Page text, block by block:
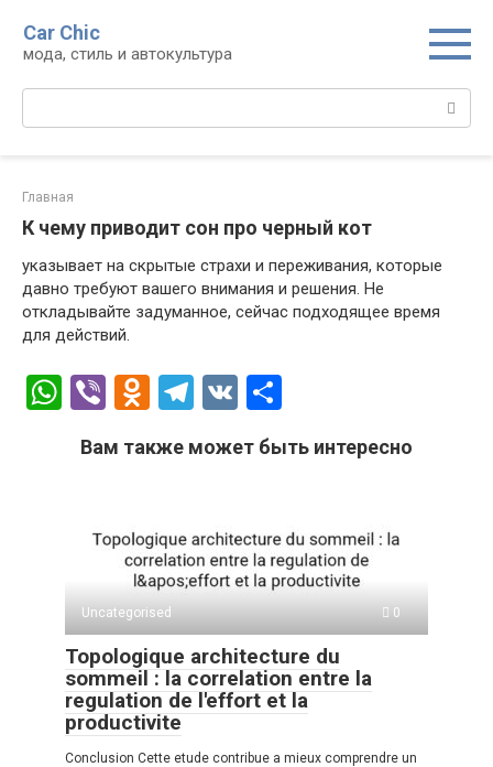
контенту
Car Chic
мода, стиль и автокультура
Поиск:
Главная
К чему приводит сон про черный кот
указывает на скрытые страхи и переживания, которые
давно требуют вашего внимания и решения. Не
откладывайте задуманное, сейчас подходящее время
для действий.
W
at
p
Vi
er
O
n
kl
a
ss
ni
ki
T
e
a
m
V
п
а
в
и
ть
Вам также может быть интересно
Uncategorised 0
Topologique architecture du
sommeil : la correlation entre la
regulation de l'effort et la
productivite
Conclusion Cette etude contribue a mieux comprendre un